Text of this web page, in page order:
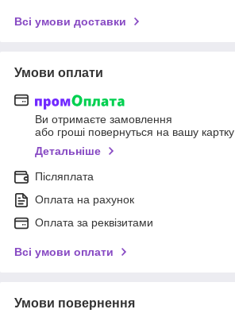
Всі умови доставки
Умови оплати
Ви отримаєте замовлення
або гроші повернуться на вашу картку
Детальніше
Післяплата
Оплата на рахунок
Оплата за реквізитами
Всі умови оплати
Умови повернення